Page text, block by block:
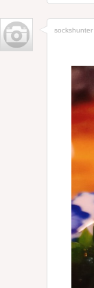
sockshunter